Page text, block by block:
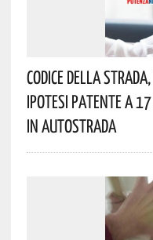
Codice Della
Ipotesi Patente A
In Autostrada